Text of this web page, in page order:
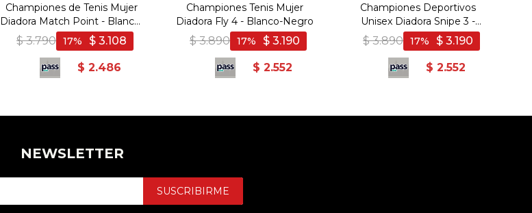
Championes de Tenis Mujer
Diadora Match Point - Blanco-
Celeste
$ 3.790 $ 3.108
17
$ 2.486
Championes Tenis Mujer
Diadora Fly 4 - Blanco-Negro
$ 3.890 $ 3.190
17
$ 2.552
Championes Deportivos
Unisex Diadora Snipe 3 -
Blanco-Negro
$ 3.890 $ 3.190
17
$ 2.552
NEWSLETTER
SUSCRIBIRME